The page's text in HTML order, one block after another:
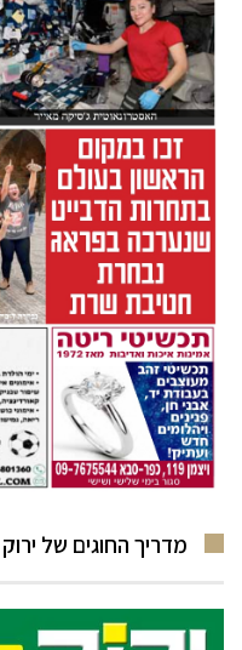
מדריך החוגים של ירוק